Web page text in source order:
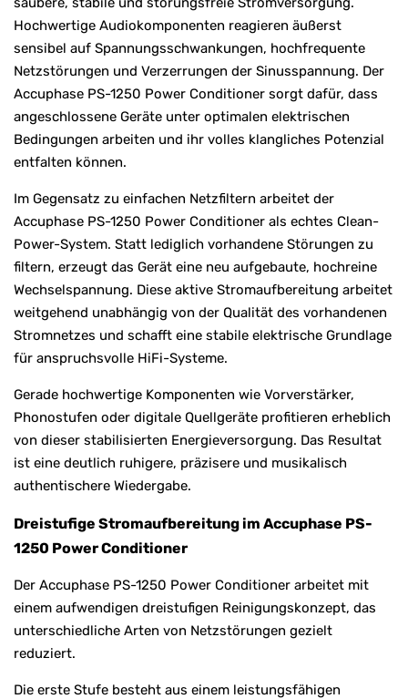
Hochwertige Audiokomponenten reagieren äußerst
sensibel auf Spannungsschwankungen, hochfrequente
Netzstörungen und Verzerrungen der Sinusspannung. Der
Accuphase PS-1250 Power Conditioner sorgt dafür, dass
angeschlossene Geräte unter optimalen elektrischen
Bedingungen arbeiten und ihr volles klangliches Potenzial
entfalten können.
Im Gegensatz zu einfachen Netzfiltern arbeitet der
Accuphase PS-1250 Power Conditioner als echtes Clean-
Power-System. Statt lediglich vorhandene Störungen zu
filtern, erzeugt das Gerät eine neu aufgebaute, hochreine
Wechselspannung. Diese aktive Stromaufbereitung arbeitet
weitgehend unabhängig von der Qualität des vorhandenen
Stromnetzes und schafft eine stabile elektrische Grundlage
für anspruchsvolle HiFi-Systeme.
Gerade hochwertige Komponenten wie Vorverstärker,
Phonostufen oder digitale Quellgeräte profitieren erheblich
von dieser stabilisierten Energieversorgung. Das Resultat
ist eine deutlich ruhigere, präzisere und musikalisch
authentischere Wiedergabe.
Dreistufige Stromaufbereitung im Accuphase PS-
1250 Power Conditioner
Der Accuphase PS-1250 Power Conditioner arbeitet mit
einem aufwendigen dreistufigen Reinigungskonzept, das
unterschiedliche Arten von Netzstörungen gezielt
reduziert.
Die erste Stufe besteht aus einem leistungsfähigen